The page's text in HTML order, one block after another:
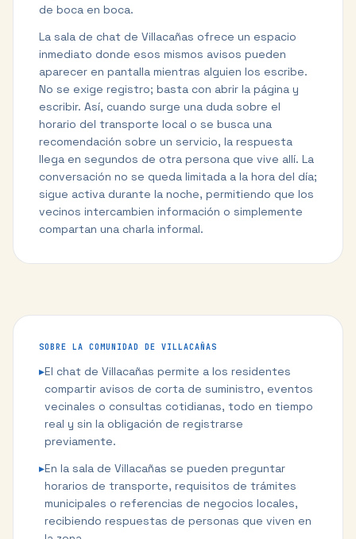
de boca en boca.
La sala de chat de Villacañas ofrece un espacio
inmediato donde esos mismos avisos pueden
aparecer en pantalla mientras alguien los escribe.
No se exige registro; basta con abrir la página y
escribir. Así, cuando surge una duda sobre el
horario del transporte local o se busca una
recomendación sobre un servicio, la respuesta
llega en segundos de otra persona que vive allí. La
conversación no se queda limitada a la hora del día;
sigue activa durante la noche, permitiendo que los
vecinos intercambien información o simplemente
compartan una charla informal.
SOBRE LA COMUNIDAD DE VILLACAÑAS
▸El chat de Villacañas permite a los residentes
compartir avisos de corta de suministro, eventos
vecinales o consultas cotidianas, todo en tiempo
real y sin la obligación de registrarse
previamente.
▸En la sala de Villacañas se pueden preguntar
horarios de transporte, requisitos de trámites
municipales o referencias de negocios locales,
recibiendo respuestas de personas que viven en